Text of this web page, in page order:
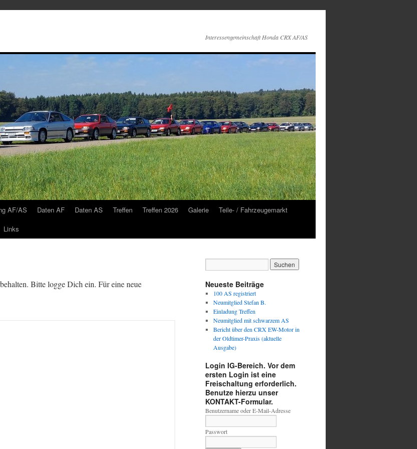
Interessengemeinschaft Honda CRX AF/AS
AF/AS Daten AF Daten AS Treffen Treffen 2026 Galerie
Teile- / Fahrzeugemarkt
Links
Bitte logge Dich ein. Für eine neue
Neueste Beiträge
100 AS registriert
Neumitglied Stefan B.
Einladung Treffen
Neumitglied mit schwarzem AS
Bericht über den CRX EW-Motor in
der Oldtimer-Praxis (aktuelle
Ausgabe)
Login IG-Bereich. Vor dem
ersten Login ist eine
Freischaltung erforderlich.
Benutze hierzu unser
KONTAKT-Formular.
Benutzername oder E-Mail-Adresse
Passwort